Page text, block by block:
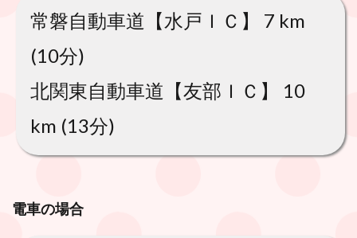
常磐自動車道【水戸ＩＣ】 7 km
(10分)
北関東自動車道【友部ＩＣ】 10
km (13分)
電車の場合